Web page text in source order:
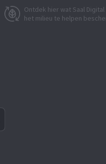
Ontdek hier wat Saal
het milieu te helpen